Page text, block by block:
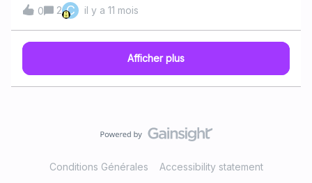
0
2 C il y a 11 mois
Afficher plus
Conditions Générales Accessibility statement